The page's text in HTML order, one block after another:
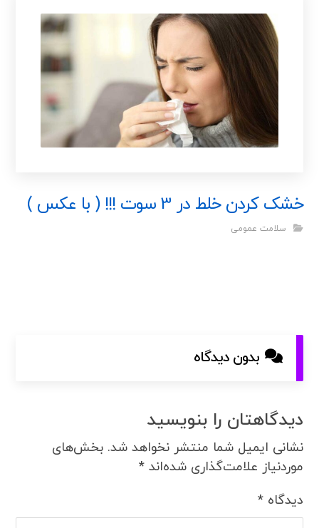
خشک کردن خلط در 3 سوت !!! ( با عکس )
سلامت عمومی
بدون دیدگاه
دیدگاهتان را بنویسید
نشانی ایمیل شما منتشر نخواهد شد. بخش‌های
موردنیاز علامت‌گذاری شده‌اند*
دیدگاه*